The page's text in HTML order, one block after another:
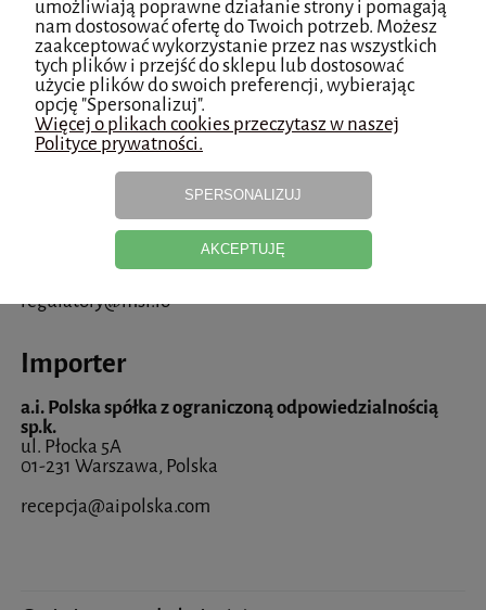
MSL Solution Providers
Suite 5385, 27 Upper Pembroke Street
D02 X361 Dublin, Irlandia
regulatory@msl.io
Osoba odpowiedzialna na terenie UE
MSL Solution Providers
Suite 5385, 27 Upper Pembroke Street
D02 X361 Dublin, Irlandia
regulatory@msl.io
Importer
a.i. Polska spółka z ograniczoną odpowiedzialnością
sp.k.
ul. Płocka 5A
01-231 Warszawa, Polska
recepcja@aipolska.com
umożliwiają poprawne działanie strony i pomagają
nam dostosować ofertę do Twoich potrzeb. Możesz
zaakceptować wykorzystanie przez nas wszystkich
tych plików i przejść do sklepu lub dostosować
użycie plików do swoich preferencji, wybierając
opcję "Spersonalizuj".
Więcej o plikach cookies przeczytasz w naszej
Polityce prywatności.
SPERSONALIZUJ
AKCEPTUJĘ